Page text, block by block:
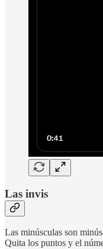
Las invis
Las minúsculas son
Quita los puntos y el